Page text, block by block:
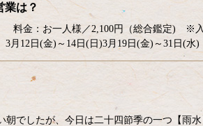
業は？
料金：お一人様／2,100円（総合鑑定) ※
月12日(金)～14日(日)3月19日(金)～31日
朝でしたが、今日は二十四節季の一つ【